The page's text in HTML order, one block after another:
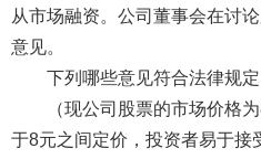
从市场融资。公司董事会在讨
意见。
下列哪些意见符合法律规定
（现公司股票的市场价格
于8元之间定价，投资者易于接